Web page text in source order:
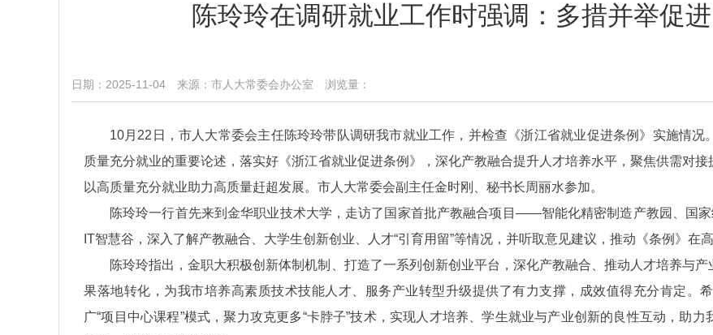
陈玲玲在调研就业工作时强调：多措并举促
日期：2025-11-04 来源：​市人大常委会办公室 浏览量：​
10月22日，市人大常委会主任陈玲玲带队调研我市就业工作，并检查《浙江省就业促进条例》实施情
质量充分就业的重要论述，落实好《浙江省就业促进条例》，深化产教融合提升人才培养水平，聚焦供需对
以高质量充分就业助力高质量赶超发展。市人大常委会副主任金时刚、秘书长周丽水参加。
陈玲玲一行首先来到金华职业技术大学，走访了国家首批产教融合项目——智能化精密制造产教园、国家
IT智慧谷，深入了解产教融合、大学生创新创业、人才“引育用留”等情况，并听取意见建议，推动《条例》在
陈玲玲指出，金职大积极创新体制机制、打造了一系列创新创业平台，深化产教融合、推动人才培养与
果落地转化，为我市培养高素质技术技能人才、服务产业转型升级提供了有力支撑，成效值得充分肯定。
广“项目中心课程”模式，聚力攻克更多“卡脖子”技术，实现人才培养、学生就业与产业创新的良性互动，助